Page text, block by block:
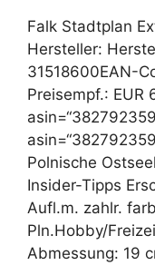
Falk Stadtplan
Hersteller:
31518600EAN-
Preisempf.: EUR
Polnische
Insider-Tipps
Aufl.m. zahlr.
Pln.Hobby/
Abmessung: 19